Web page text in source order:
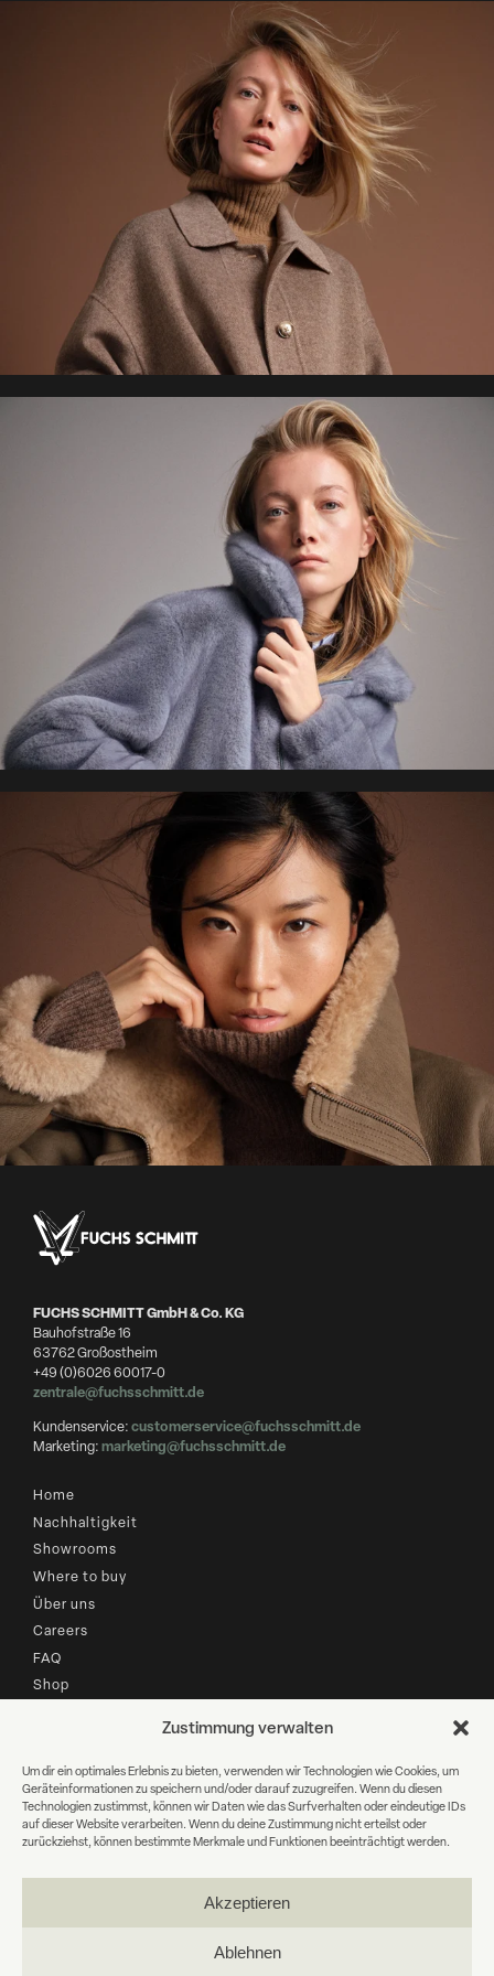
Zustimmung verwalten
Um dir ein optimales Erlebnis zu bieten, verwenden wir Technologien wie Cookies, um
Geräteinformationen zu speichern und/oder darauf zuzugreifen. Wenn du diesen
Technologien zustimmst, können wir Daten wie das Surfverhalten oder eindeutige IDs
auf dieser Website verarbeiten. Wenn du deine Zustimmung nicht erteilst oder
zurückziehst, können bestimmte Merkmale und Funktionen beeinträchtigt werden.
Akzeptieren
Ablehnen
FUCHS SCHMITT GmbH & Co. KG
Bauhofstraße 16
63762 Großostheim
+49 (0)6026 60017-0
zentrale@fuchsschmitt.de
Kundenservice:customerservice@fuchsschmitt.de
Marketing:marketing@fuchsschmitt.de
Home
Nachhaltigkeit
Showrooms
Where to buy
Über uns
Careers
FAQ
Shop
Newsletter Anmeldung
E-
Mail